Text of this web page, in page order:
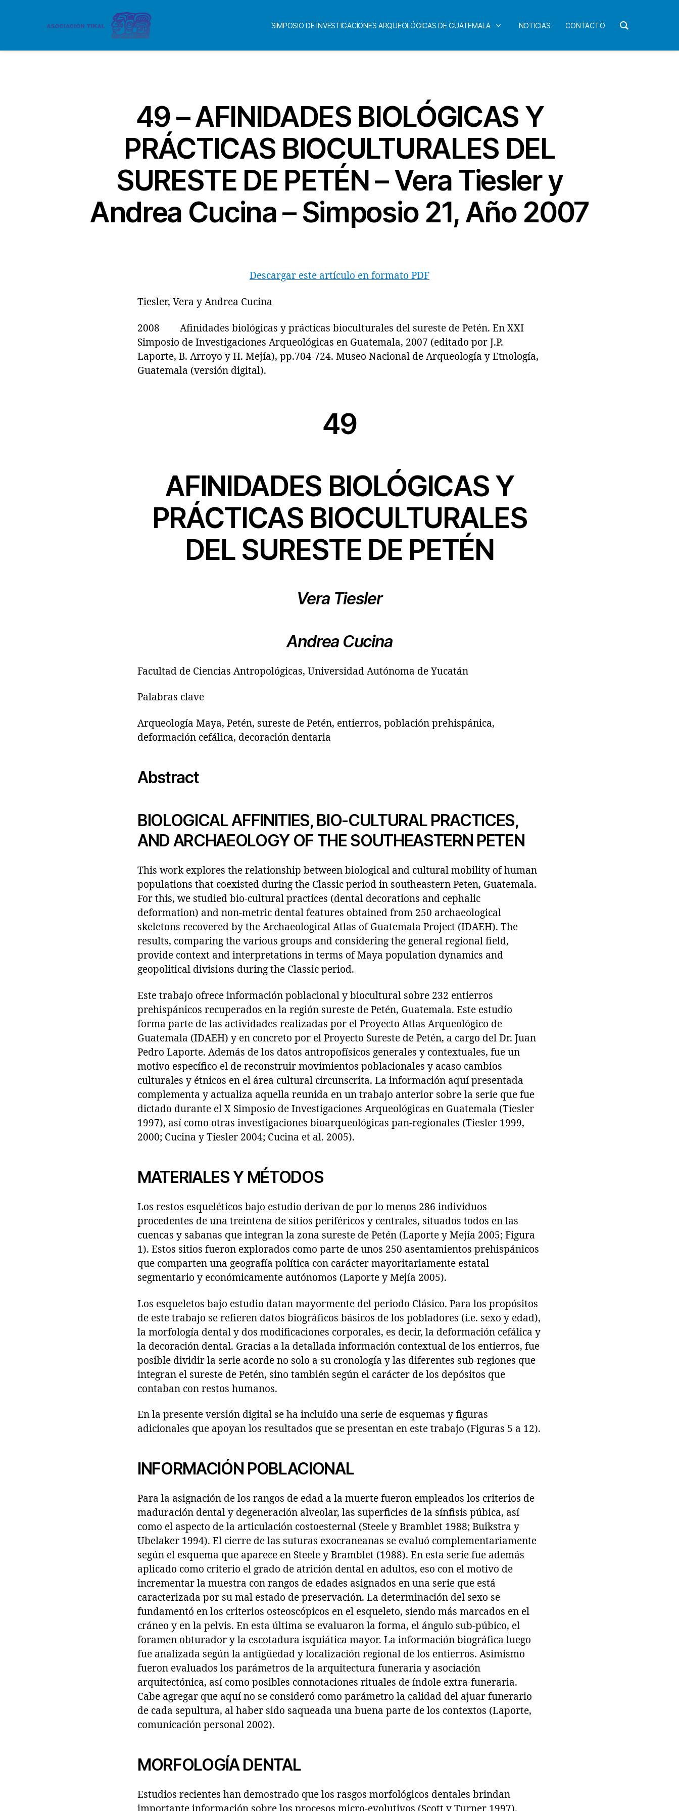
SIMPOSIO DE INVESTIGACIONES ARQUEOLÓGICAS DE GUATEMALA NOTICIAS CONTACTO
49 – AFINIDADES BIOLÓGICAS Y
PRÁCTICAS BIOCULTURALES DEL
SURESTE DE PETÉN – Vera Tiesler y
Andrea Cucina – Simposio 21, Año 2007
Descargar este artículo en formato PDF
Tiesler, Vera y Andrea Cucina
2008 Afinidades biológicas y prácticas bioculturales del sureste de Petén. En XXI
Simposio de Investigaciones Arqueológicas en Guatemala, 2007 (editado por J.P.
Laporte, B. Arroyo y H. Mejía), pp.704-724. Museo Nacional de Arqueología y Etnología,
Guatemala (versión digital).
49
AFINIDADES BIOLÓGICAS Y
PRÁCTICAS BIOCULTURALES
DEL SURESTE DE PETÉN
Vera Tiesler
Andrea Cucina
Facultad de Ciencias Antropológicas, Universidad Autónoma de Yucatán
Palabras clave
Arqueología Maya, Petén, sureste de Petén, entierros, población prehispánica,
deformación cefálica, decoración dentaria
Abstract
BIOLOGICAL AFFINITIES, BIO-CULTURAL PRACTICES,
AND ARCHAEOLOGY OF THE SOUTHEASTERN PETEN
This work explores the relationship between biological and cultural mobility of human
populations that coexisted during the Classic period in southeastern Peten, Guatemala.
For this, we studied bio-cultural practices (dental decorations and cephalic
deformation) and non-metric dental features obtained from 250 archaeological
skeletons recovered by the Archaeological Atlas of Guatemala Project (IDAEH). The
results, comparing the various groups and considering the general regional field,
provide context and interpretations in terms of Maya population dynamics and
geopolitical divisions during the Classic period.
Este trabajo ofrece información poblacional y biocultural sobre 232 entierros
prehispánicos recuperados en la región sureste de Petén, Guatemala. Este estudio
forma parte de las actividades realizadas por el Proyecto Atlas Arqueológico de
Guatemala (IDAEH) y en concreto por el Proyecto Sureste de Petén, a cargo del Dr. Juan
Pedro Laporte. Además de los datos antropofísicos generales y contextuales, fue un
motivo específico el de reconstruir movimientos poblacionales y acaso cambios
culturales y étnicos en el área cultural circunscrita. La información aquí presentada
complementa y actualiza aquella reunida en un trabajo anterior sobre la serie que fue
dictado durante el X Simposio de Investigaciones Arqueológicas en Guatemala (Tiesler
1997), así como otras investigaciones bioarqueológicas pan-regionales (Tiesler 1999,
2000; Cucina y Tiesler 2004; Cucina et al. 2005).
MATERIALES Y MÉTODOS
Los restos esqueléticos bajo estudio derivan de por lo menos 286 individuos
procedentes de una treintena de sitios periféricos y centrales, situados todos en las
cuencas y sabanas que integran la zona sureste de Petén (Laporte y Mejía 2005; Figura
1). Estos sitios fueron explorados como parte de unos 250 asentamientos prehispánicos
que comparten una geografía política con carácter mayoritariamente estatal
segmentario y económicamente autónomos (Laporte y Mejía 2005).
Los esqueletos bajo estudio datan mayormente del periodo Clásico. Para los propósitos
de este trabajo se refieren datos biográficos básicos de los pobladores (i.e. sexo y edad),
la morfología dental y dos modificaciones corporales, es decir, la deformación cefálica y
la decoración dental. Gracias a la detallada información contextual de los entierros, fue
posible dividir la serie acorde no solo a su cronología y las diferentes sub-regiones que
integran el sureste de Petén, sino también según el carácter de los depósitos que
contaban con restos humanos.
En la presente versión digital se ha incluido una serie de esquemas y figuras
adicionales que apoyan los resultados que se presentan en este trabajo (Figuras 5 a 12).
INFORMACIÓN POBLACIONAL
Para la asignación de los rangos de edad a la muerte fueron empleados los criterios de
maduración dental y degeneración alveolar, las superficies de la sínfisis púbica, así
como el aspecto de la articulación costoesternal (Steele y Bramblet 1988; Buikstra y
Ubelaker 1994). El cierre de las suturas exocraneanas se evaluó complementariamente
según el esquema que aparece en Steele y Bramblet (1988). En esta serie fue además
aplicado como criterio el grado de atrición dental en adultos, eso con el motivo de
incrementar la muestra con rangos de edades asignados en una serie que está
caracterizada por su mal estado de preservación. La determinación del sexo se
fundamentó en los criterios osteoscópicos en el esqueleto, siendo más marcados en el
cráneo y en la pelvis. En esta última se evaluaron la forma, el ángulo sub-púbico, el
foramen obturador y la escotadura isquiática mayor. La información biográfica luego
fue analizada según la antigüedad y localización regional de los entierros. Asimismo
fueron evaluados los parámetros de la arquitectura funeraria y asociación
arquitectónica, así como posibles connotaciones rituales de índole extra-funeraria.
Cabe agregar que aquí no se consideró como parámetro la calidad del ajuar funerario
de cada sepultura, al haber sido saqueada una buena parte de los contextos (Laporte,
comunicación personal 2002).
MORFOLOGÍA DENTAL
Estudios recientes han demostrado que los rasgos morfológicos dentales brindan